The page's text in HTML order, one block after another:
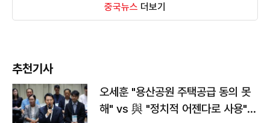
중국뉴스 더보기
추천기사
오세훈 "용산공원 주택공급 동의 못
해" vs 與 "정치적 어젠다로 사용"